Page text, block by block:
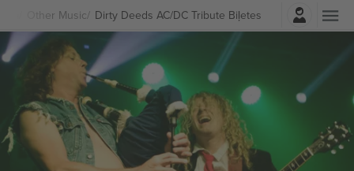
Other Music Dirty Deeds AC/DC Tribute Biļetes
Pierakstīties